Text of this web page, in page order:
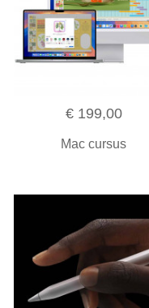
€ 199,00
Mac cursus